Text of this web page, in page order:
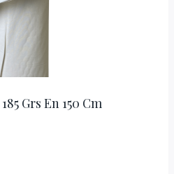
Grs En 150 Cm